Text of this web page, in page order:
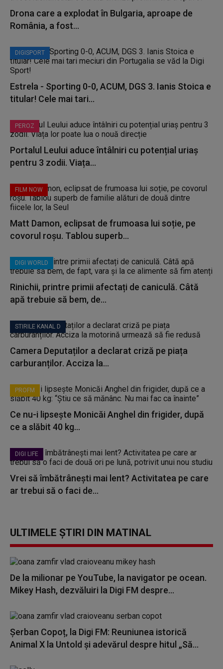
Drona care a explodat în Bulgaria, aproape de
România, a fost...
DIGISPORT
Estrela - Sporting 0-0, ACUM, DGS 3. Ianis Stoica e
titular! Cele mai tari...
PEROZ
Portalul Leului aduce întâlniri cu potențial uriaș
pentru 3 zodii. Viața...
FILM NOW
Matt Damon, eclipsat de frumoasa lui soție, pe
covorul roșu. Tablou superb...
DIGI WORLD
Rinichii, printre primii afectați de caniculă. Câtă
apă trebuie să bem, de...
STIRILE KANAL D
Camera Deputaților a declarat criză pe piața
carburanților. Acciza la...
PROFM
Ce nu-i lipsește Monicăi Anghel din frigider, după
ce a slăbit 40 kg...
DIGI LIFE
Vrei să îmbătrânești mai lent? Activitatea pe care
ar trebui să o faci de...
ULTIMELE ȘTIRI DIN MATINAL
De la milionar pe YouTube, la navigator pe ocean.
Mikey Hash, dezvăluiri la Digi FM despre...
Șerban Copoț, la Digi FM: Reuniunea istorică
Animal X la Untold și adevărul despre hitul „Să...